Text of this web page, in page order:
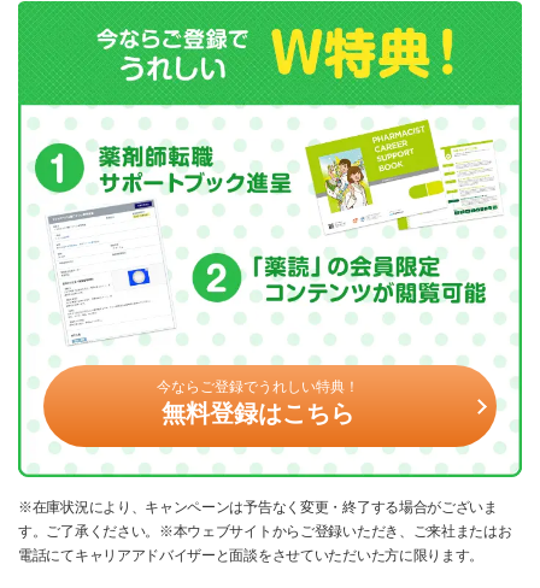
今ならご登録でうれしい特典！
無料登録はこちら
※在庫状況により、キャンペーンは予告なく変更・終了する場合がございま
す。ご了承ください。※本ウェブサイトからご登録いただき、ご来社またはお
電話にてキャリアアドバイザーと面談をさせていただいた方に限ります。